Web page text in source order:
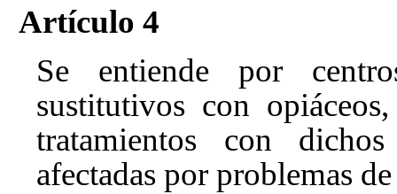
Artículo 4
Se entiende por
sustitutivos con
tratamientos con
afectadas por problemas